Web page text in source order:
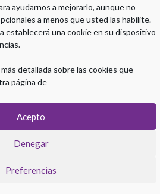
ayudarnos a mejorarlo, aunque no
a menos que usted las habilite.
establecerá una cookie en su dispositivo
detallada sobre las cookies que
página de
Acepto
Denegar
Preferencias
COLABORADORA:
2026 | Todos los derechos Reservados